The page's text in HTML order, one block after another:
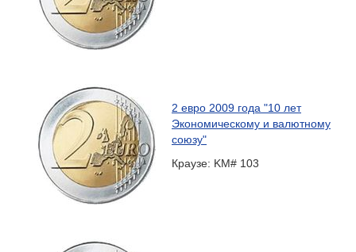
2 евро 2009 года "10 лет
Экономическому и валютному
союзу"
Краузе: KM# 103